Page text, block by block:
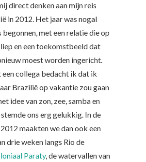
direct denken aan mijn reis
in 2012. Het jaar was nogal
begonnen, met een relatie die op
en een toekomstbeeld dat
moest worden ingericht.
een collega bedacht ik dat ik
Brazilië op vakantie zou gaan
idee van zon, zee, samba en
stemde ons erg gelukkig. In de
maakten we dan ook een
drie weken langs Rio de
Paraty, de watervallen van